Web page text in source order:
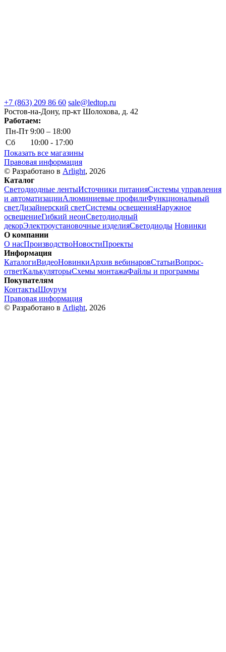
+7 (863) 209 86 60 sale@ledtop.ru
Ростов-на-Дону, пр-кт Шолохова, д. 42
Работаем:
Пн-Пт 9:00 – 18:00
Сб
10:00 - 17:00
Показать все магазины
Правовая информация
© Разработано в Arlight, 2026
Каталог
Светодиодные лентыИсточники питанияСистемы управления
и автоматизацииАлюминиевые профилиФункциональный
светДизайнерский светСистемы освещенияНаружное
освещениеГибкий неонСветодиодный
декорЭлектроустановочные изделияСветодиоды Новинки
О компании
О насПроизводствоНовостиПроекты
Информация
КаталогиВидеоНовинкиАрхив вебинаровСтатьиВопрос-
ответКалькуляторыСхемы монтажаФайлы и программы
Покупателям
КонтактыШоурум
Правовая информация
© Разработано в Arlight, 2026